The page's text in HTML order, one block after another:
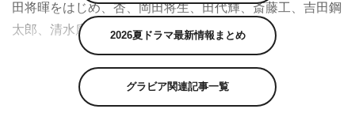
田将暉をはじめ、杏、岡田将生、田代輝、斎藤工、吉田鋼
太郎、清水康彦監督が登壇した。
密室サスペンスの先駆けとして、1997年に公開されたヴ
ィンチェンゾ・ナタリ監督による映画「CUBE」。世界中
でカルト的人気を誇るこの作品のナタリ初公認リメイク
2026夏ドラマ最新情報まとめ
グラビア関連記事一覧